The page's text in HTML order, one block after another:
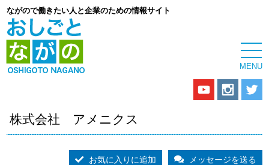
ながので働きたい人と企業のための情報サイト
株式会社 アメニクス
お気に入りに追加 メッセージを送る